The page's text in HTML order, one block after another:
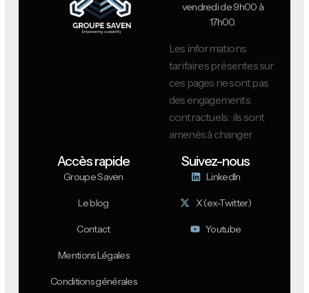
vendredi de 9h00 à
17h00.
Les informations
tarifaires présentes sur
ces pages ne sont pas
des engagements
contractuels : ils sont
amenés à changer
Accès rapide
Groupe Saven
Le blog
Contact
Mentions Légales
Conditions générales
Suivez-nous
LinkedIn
X (ex-Twitter)
Youtube